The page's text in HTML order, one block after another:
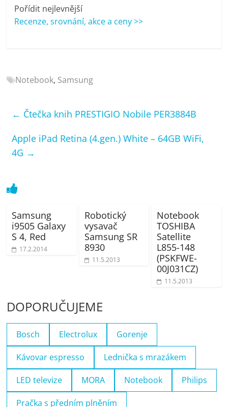
pračky,
televize,
bazény
Pořídit nejlevnější
Recenze, srovnání, akce a ceny >>
Notebook, Samsung
← Čtečka knih PRESTIGIO Nobile PER3884B
Apple iPad Retina (4.gen.) White – 64GB WiFi,
4G →
Samsung
i9505 Galaxy
S 4, Red
17.2.2014
Robotický
vysavač
Samsung SR
8930
11.5.2013
Notebook
TOSHIBA
Satellite
L855-148
(PSKFWE-
00J031CZ)
11.5.2013
DOPORUČUJEME
Bosch Electrolux Gorenje
Kávovar espresso Lednička s mrazákem
LED televize MORA Notebook Philips
Pračka s předním plněním